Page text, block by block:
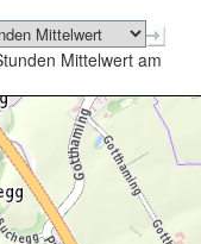
Mittelwert am